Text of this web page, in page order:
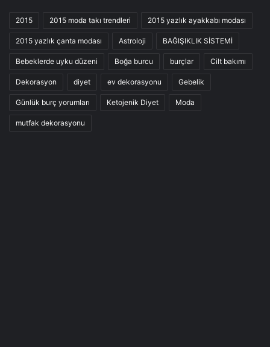
2015 2015 moda takı trendleri 2015 yazlık ayakkabı modası
2015 yazlık çanta modası Astroloji BAĞIŞIKLIK SİSTEMİ
Bebeklerde uyku düzeni Boğa burcu burçlar Cilt bakımı
Dekorasyon diyet ev dekorasyonu Gebelik
Günlük burç yorumları Ketojenik Diyet Moda
mutfak dekorasyonu